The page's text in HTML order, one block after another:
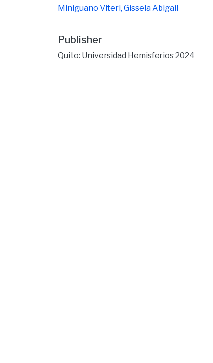
Miniguano Viteri, Gissela Abigail
Publisher
Quito: Universidad Hemisferios 2024